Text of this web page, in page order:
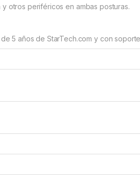
otros periféricos en ambas posturas.
5 años de StarTech.com y con